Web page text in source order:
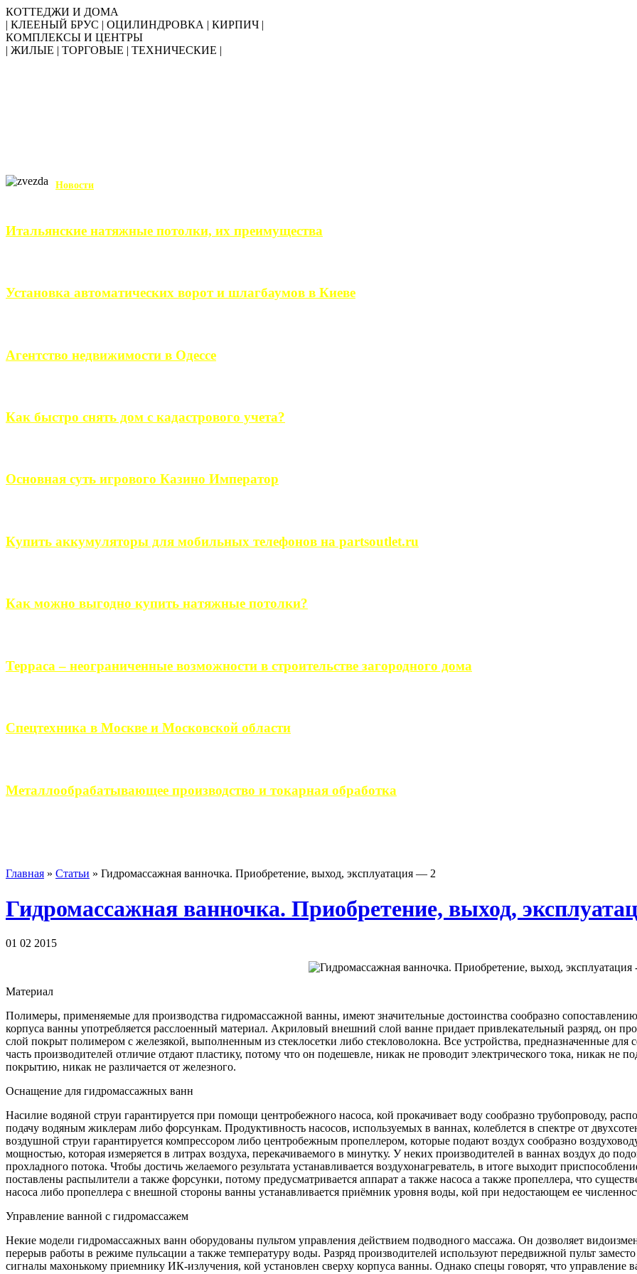
КОТТЕДЖИ И ДОМА
| КЛЕЕНЫЙ БРУС | ОЦИЛИНДРОВКА | КИРПИЧ |
КОМПЛЕКСЫ И ЦЕНТРЫ
| ЖИЛЫЕ | ТОРГОВЫЕ | ТЕХНИЧЕСКИЕ |
Новости
Итальянские натяжные потолки, их преимущества
Установка автоматических ворот и шлагбаумов в Киеве
Агентство недвижимости в Одессе
Как быстро снять дом с кадастрового учета?
Основная суть игрового Казино Император
Купить аккумуляторы для мобильных телефонов на partsoutlet.ru
Как можно выгодно купить натяжные потолки?
Терраса – неограниченные возможности в строительстве загородного дома
Спецтехника в Москве и Московской области
Металлообрабатывающее производство и токарная обработка
Главная » Статьи » Гидромассажная ванночка. Приобретение, выход, эксплуатация — 2
Гидромассажная ванночка. Приобретение, выход,
01 02 2015
Материал
Полимеры, применяемые для производства гидромассажной ванны, имеют значительные достоинства сообразно
корпуса ванны употребляется расслоенный материал. Акриловый внешний слой ванне придает привлекательный разряд, он
слой покрыт полимером с железякой, выполненным из стеклосетки либо стекловолокна. Все устройства, предназначенные для
часть производителей отличие отдают пластику, потому что он подешевле, никак не проводит электрического тока, никак не
покрытию, никак не различается от железного.
Оснащение для гидромассажных ванн
Насилие водяной струи гарантируется при помощи центробежного насоса, кой прокачивает воду сообразно трубопроводу,
подачу водяным жиклерам либо форсункам. Продуктивность насосов, используемых в ваннах, колеблется в спектре от
воздушной струи гарантируется компрессором либо центробежным пропеллером, которые подают воздух сообразно
мощностью, которая измеряется в литрах воздуха, перекачиваемого в минутку. У неких производителей в ваннах воздух до
прохладного потока. Чтобы достичь желаемого результата устанавливается воздухонагреватель, в итоге выходит
поставлены распылители а также форсунки, потому предусматривается аппарат а также насоса а также пропеллера, что
насоса либо пропеллера с внешной стороны ванны устанавливается приёмник уровня воды, кой при недостающем ее
Управление ванной с гидромассажем
Некие модели гидромассажных ванн оборудованы пультом управления действием подводного массажа. Он дозволяет
перерыв работы в режиме пульсации а также температуру воды. Разряд производителей используют передвижной пульт
сигналы махонькому приемнику ИК-излучения, кой установлен сверху корпуса ванны. Однако спецы говорят, что